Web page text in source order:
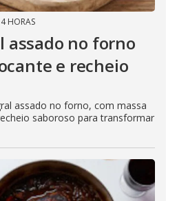
HORAS
assado no forno
e recheio
assado no forno, com massa
saboroso para transformar